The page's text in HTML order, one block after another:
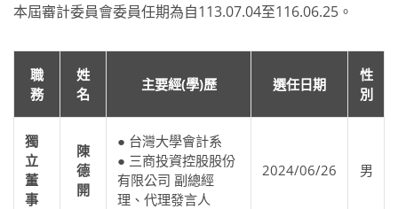
本屆審計委員會委員任期為自113.07.04至116.06.25。
職
務
姓
名
主要經(學)歷 選任日期
性
別
獨
立
董
事
陳
德
開
● 台灣大學會計系
● 三商投資控股股份
有限公司 副總經
理、代理發言人
2024/06/26 男